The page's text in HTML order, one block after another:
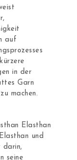
auf
in der
Garn
machen.
Elasthan
und
darin,
seine